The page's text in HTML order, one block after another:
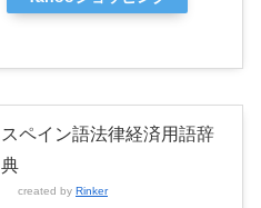
スペイン語法律経済用語辞
典
created by Rinker